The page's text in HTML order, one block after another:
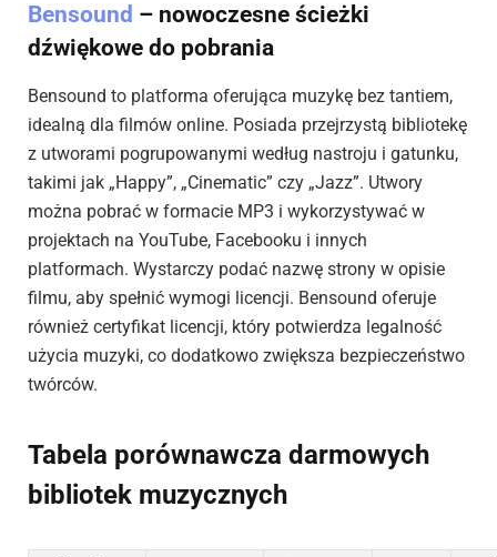
Bensound – nowoczesne ścieżki
dźwiękowe do pobrania
Bensound to platforma oferująca muzykę bez tantiem,
idealną dla filmów online. Posiada przejrzystą bibliotekę
z utworami pogrupowanymi według nastroju i gatunku,
takimi jak „Happy”, „Cinematic” czy „Jazz”. Utwory
można pobrać w formacie MP3 i wykorzystywać w
projektach na YouTube, Facebooku i innych
platformach. Wystarczy podać nazwę strony w opisie
filmu, aby spełnić wymogi licencji. Bensound oferuje
również certyfikat licencji, który potwierdza legalność
użycia muzyki, co dodatkowo zwiększa bezpieczeństwo
twórców.
Tabela porównawcza darmowych
bibliotek muzycznych